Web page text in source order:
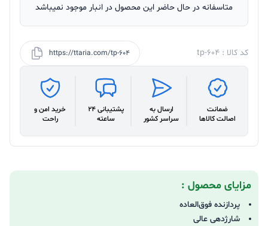
متاسفانه در حال حاضر این محصول در انبار موجود نمیباشد
کد کالا : tp-604 https://ttaria.com/tp-604
ضمانت
اصالت کالاها
ارسال به
سراسر کشور
پشتیبانی 24
ساعته
خرید امن و
راحت
مزایای محصول :
پردازنده فوق‌العاده
شارژدهی عالی